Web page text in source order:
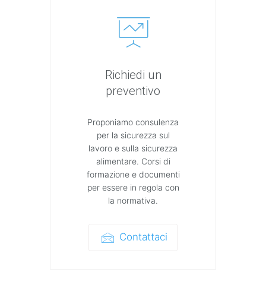
Richiedi un
preventivo
Proponiamo consulenza
per la sicurezza sul
lavoro e sulla sicurezza
alimentare. Corsi di
formazione e documenti
per essere in regola con
la normativa.
Contattaci